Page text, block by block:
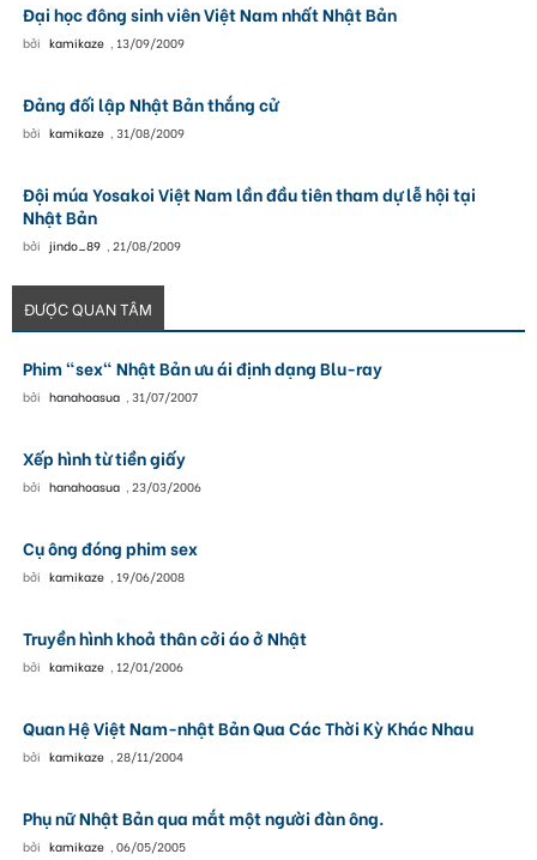
Đại học đông sinh viên Việt Nam nhất Nhật Bản
bởi kamikaze , 13/09/2009
Đảng đối lập Nhật Bản thắng cử
bởi kamikaze , 31/08/2009
Đội múa Yosakoi Việt Nam lần đầu tiên tham dự lễ hội tại
Nhật Bản
bởi jindo_89 , 21/08/2009
ĐƯỢC QUAN TÂM
Phim "sex" Nhật Bản ưu ái định dạng Blu-ray
bởi hanahoasua , 31/07/2007
Xếp hình từ tiền giấy
bởi hanahoasua , 23/03/2006
Cụ ông đóng phim sex
bởi kamikaze , 19/06/2008
Truyền hình khoả thân cởi áo ở Nhật
bởi kamikaze , 12/01/2006
Quan Hệ Việt Nam-nhật Bản Qua Các Thời Kỳ Khác Nhau
bởi kamikaze , 28/11/2004
Phụ nữ Nhật Bản qua mắt một người đàn ông.
bởi kamikaze , 06/05/2005